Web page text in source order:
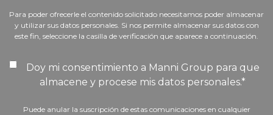
Para poder ofrecerle el contenido solicitado necesitamos poder almacenar
y utilizar sus datos personales. Si nos permite almacenar sus datos con
este fin, seleccione la casilla de verificación que aparece a continuación.
Doy mi consentimiento a Manni Group para que
almacene y procese mis datos personales.*
Puede anular la suscripción de estas comunicaciones en cualquier